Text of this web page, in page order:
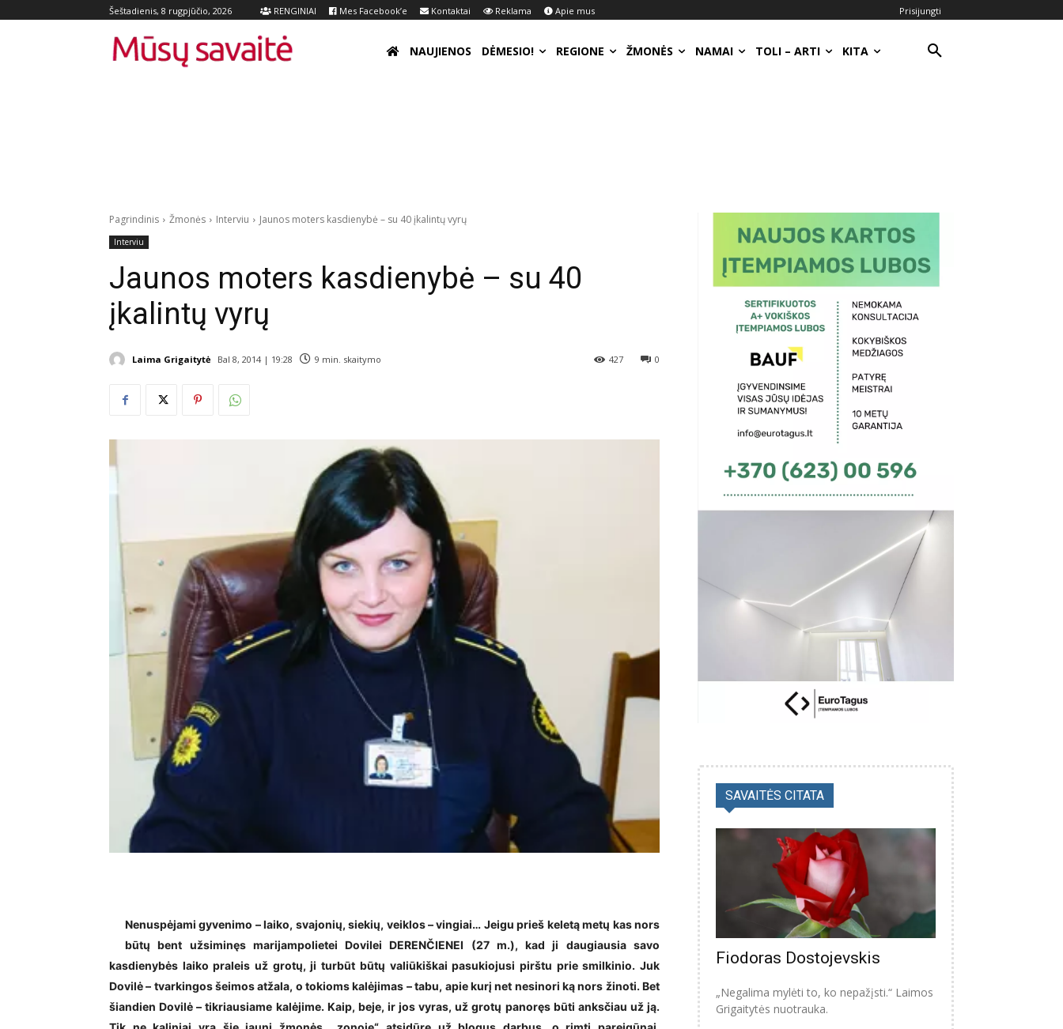
Šeštadienis, 8 rugpjūčio, 2026 RENGINIAI Mes Facebook’e Kontaktai Reklama Apie mus Prisijungti
NAUJIENOS DĖMESIO! REGIONE ŽMONĖS NAMAI TOLI – ARTI KITA
Pagrindinis Žmonės Interviu Jaunos moters kasdienybė – su 40 įkalintų vyrų
Interviu
Jaunos moters kasdienybė – su 40
įkalintų vyrų
Laima Grigaitytė Bal 8, 2014 | 19:28 9 min. skaitymo 0
427
Nenuspėjami gyvenimo – laiko, svajonių, siekių, veiklos – vingiai… Jeigu prieš keletą metų kas nors
būtų bent užsiminęs marijampolietei Dovilei DERENČIENEI (27 m.), kad ji daugiausia savo
kasdienybės laiko praleis už grotų, ji turbūt būtų valiūkiškai pasukiojusi pirštu prie smilkinio. Juk
Dovilė – tvarkingos šeimos atžala, o tokioms kalėjimas – tabu, apie kurį net nesinori ką nors žinoti. Bet
šiandien Dovilė – tikriausiame kalėjime. Kaip, beje, ir jos vyras, už grotų panoręs būti anksčiau už ją.
SAVAITĖS CITATA
Fiodoras Dostojevskis
„Negalima mylėti to, ko nepažįsti.“ Laimos
Grigaitytės nuotrauka.